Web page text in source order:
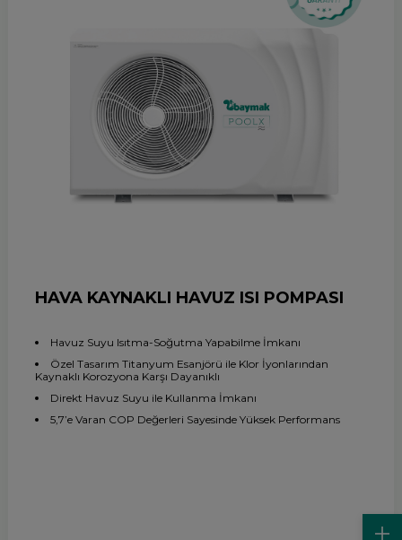
HAVA KAYNAKLI HAVUZ ISI POMPASI
Havuz Suyu Isıtma-Soğutma Yapabilme İmkanı
Özel Tasarım Titanyum Esanjörü ile Klor İyonlarından
Kaynaklı Korozyona Karşı Dayanıklı
Direkt Havuz Suyu ile Kullanma İmkanı
5,7’e Varan COP Değerleri Sayesinde Yüksek Performans